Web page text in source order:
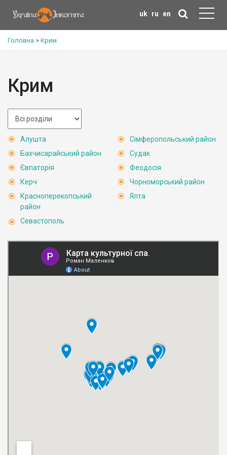
uk ru en
Головна > Крим
Крим
Алушта
Бахчисарайський район
Євпаторія
Керч
Красноперекопський
район
Севастополь
Сімферопольський район
Судак
Феодосія
Чорноморський район
Ялта